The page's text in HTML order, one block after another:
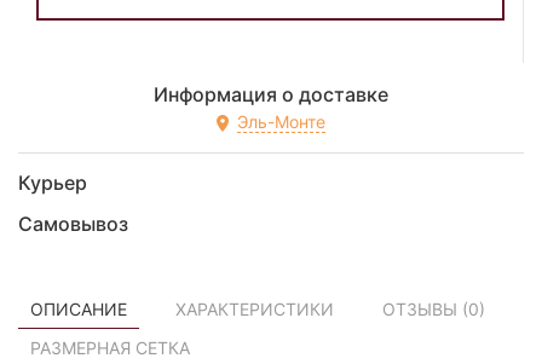
Информация о доставке
Эль-Монте
Курьер
Самовывоз
ОПИСАНИЕ ХАРАКТЕРИСТИКИ ОТЗЫВЫ (0)
РАЗМЕРНАЯ СЕТКА